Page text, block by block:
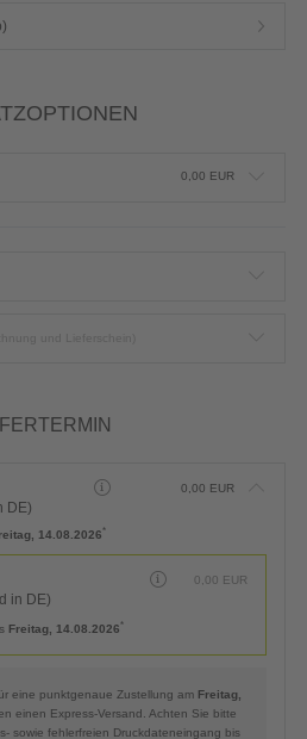
0,00 EUR
DE)
0,00 EUR
14.08.2026*
in DE)
0,00 EUR
Freitag, 14.08.2026*
eine punktgenaue Zustellung am Freitag,
einen Express-Versand. Achten Sie bitte
sowie fehlerfreien Druckdateneingang bis